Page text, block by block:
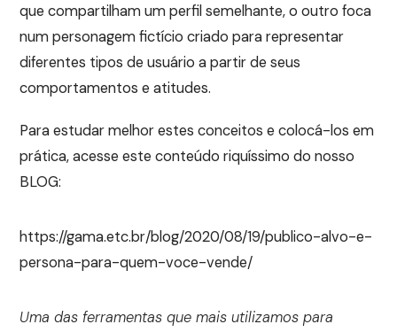
que compartilham um perfil semelhante, o outro foca
num personagem fictício criado para representar
diferentes tipos de usuário a partir de seus
comportamentos e atitudes.
Para estudar melhor estes conceitos e colocá-los em
prática, acesse este conteúdo riquíssimo do nosso
BLOG:
https://gama.etc.br/blog/2020/08/19/publico-alvo-e-
persona-para-quem-voce-vende/
Uma das ferramentas que mais utilizamos para